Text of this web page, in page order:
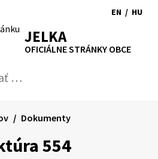
Zvýšiť
kontrast
písmapísma
EN
to
/ HU
JELKA
OFICIÁLNE STRÁNKY OBCE
554
Dokumenty